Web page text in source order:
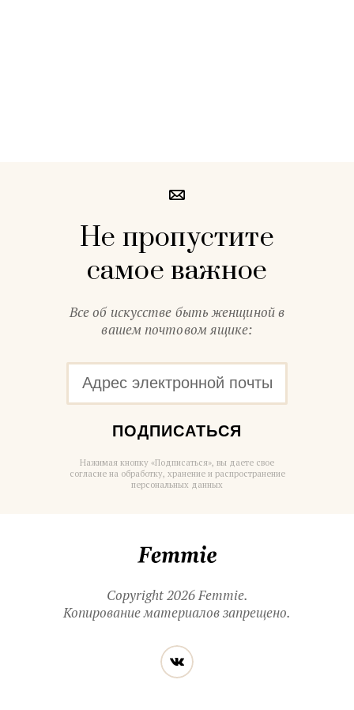
Не пропустите
самое важное
Все об искусстве быть женщиной в
вашем почтовом ящике:
ПОДПИСАТЬСЯ
Нажимая кнопку «Подписаться», вы даете свое
согласие на обработку, хранение и распространение
персональных данных
Copyright 2026 Femmie.
Копирование материалов запрещено.
Читайте
нас
в социальных